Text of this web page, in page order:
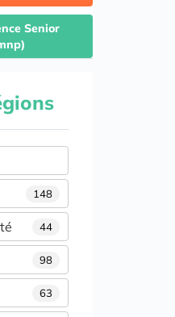
Senior
148
44
98
63